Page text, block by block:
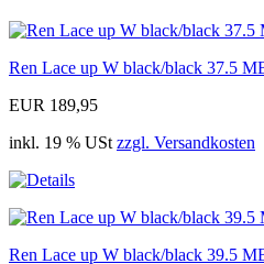
Ren Lace up W black/black 37.5
EUR 189,95
inkl. 19 % USt zzgl. Versandkosten
Ren Lace up W black/black 39.5